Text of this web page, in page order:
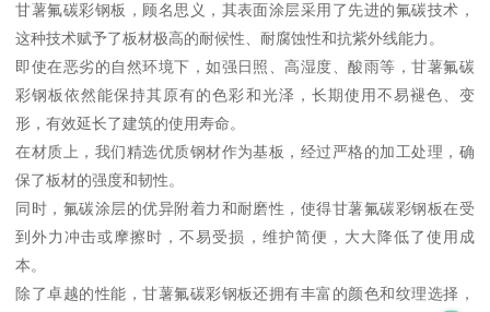
甘薯氟碳彩钢板，顾名思义，其表面涂层采用了先进的氟碳技术，
这种技术赋予了板材极高的耐候性、耐腐蚀性和抗紫外线能力。
即使在恶劣的自然环境下，如强日照、高湿度、酸雨等，甘薯氟碳
彩钢板依然能保持其原有的色彩和光泽，长期使用不易褪色、变
形，有效延长了建筑的使用寿命。
在材质上，我们精选优质钢材作为基板，经过严格的加工处理，确
保了板材的强度和韧性。
同时，氟碳涂层的优异附着力和耐磨性，使得甘薯氟碳彩钢板在受
到外力冲击或摩擦时，不易受损，维护简便，大大降低了使用成
本。
除了卓越的性能，甘薯氟碳彩钢板还拥有丰富的颜色和纹理选择，